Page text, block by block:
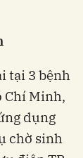
tại 3 bệnh
Chí Minh,
dụng
chờ sinh